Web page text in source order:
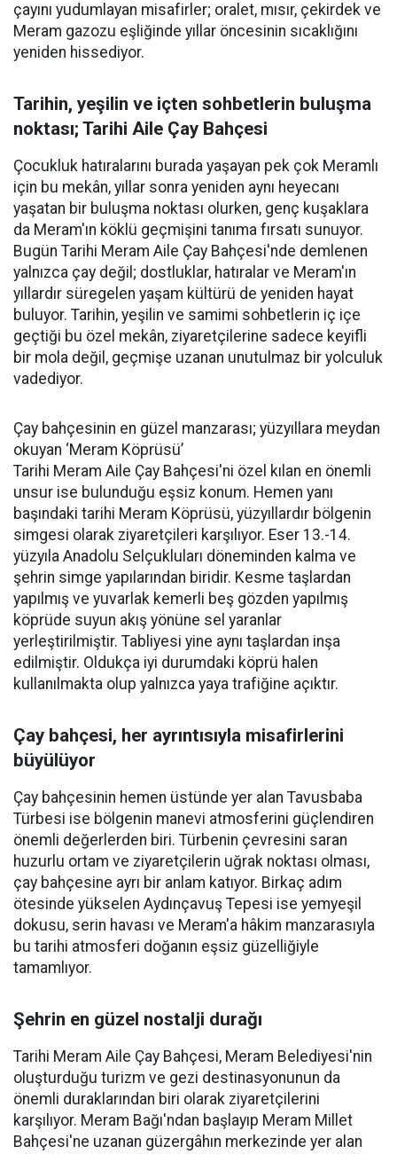
çayını yudumlayan misafirler; oralet, mısır, çekirdek ve
Meram gazozu eşliğinde yıllar öncesinin sıcaklığını
yeniden hissediyor.
Tarihin, yeşilin ve içten sohbetlerin buluşma
noktası; Tarihi Aile Çay Bahçesi
Çocukluk hatıralarını burada yaşayan pek çok Meramlı
için bu mekân, yıllar sonra yeniden aynı heyecanı
yaşatan bir buluşma noktası olurken, genç kuşaklara
da Meram'ın köklü geçmişini tanıma fırsatı sunuyor.
Bugün Tarihi Meram Aile Çay Bahçesi'nde demlenen
yalnızca çay değil; dostluklar, hatıralar ve Meram'ın
yıllardır süregelen yaşam kültürü de yeniden hayat
buluyor. Tarihin, yeşilin ve samimi sohbetlerin iç içe
geçtiği bu özel mekân, ziyaretçilerine sadece keyifli
bir mola değil, geçmişe uzanan unutulmaz bir yolculuk
vadediyor.
Çay bahçesinin en güzel manzarası; yüzyıllara meydan
okuyan ‘Meram Köprüsü’
Tarihi Meram Aile Çay Bahçesi'ni özel kılan en önemli
unsur ise bulunduğu eşsiz konum. Hemen yanı
başındaki tarihi Meram Köprüsü, yüzyıllardır bölgenin
simgesi olarak ziyaretçileri karşılıyor. Eser 13.-14.
yüzyıla Anadolu Selçukluları döneminden kalma ve
şehrin simge yapılarından biridir. Kesme taşlardan
yapılmış ve yuvarlak kemerli beş gözden yapılmış
köprüde suyun akış yönüne sel yaranlar
yerleştirilmiştir. Tabliyesi yine aynı taşlardan inşa
edilmiştir. Oldukça iyi durumdaki köprü halen
kullanılmakta olup yalnızca yaya trafiğine açıktır.
Çay bahçesi, her ayrıntısıyla misafirlerini
büyülüyor
Çay bahçesinin hemen üstünde yer alan Tavusbaba
Türbesi ise bölgenin manevi atmosferini güçlendiren
önemli değerlerden biri. Türbenin çevresini saran
huzurlu ortam ve ziyaretçilerin uğrak noktası olması,
çay bahçesine ayrı bir anlam katıyor. Birkaç adım
ötesinde yükselen Aydınçavuş Tepesi ise yemyeşil
dokusu, serin havası ve Meram'a hâkim manzarasıyla
bu tarihi atmosferi doğanın eşsiz güzelliğiyle
tamamlıyor.
Şehrin en güzel nostalji durağı
Tarihi Meram Aile Çay Bahçesi, Meram Belediyesi'nin
oluşturduğu turizm ve gezi destinasyonunun da
önemli duraklarından biri olarak ziyaretçilerini
karşılıyor. Meram Bağı'ndan başlayıp Meram Millet
Bahçesi'ne uzanan güzergâhın merkezinde yer alan